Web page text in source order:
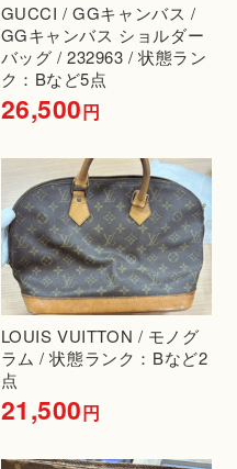
GUCCI / GGキャンバス /
GGキャンバス ショルダー
バッグ / 232963 / 状態ラン
ク：Bなど5点
26,500円
LOUIS VUITTON / モノグ
ラム / 状態ランク：Bなど2
点
21,500円